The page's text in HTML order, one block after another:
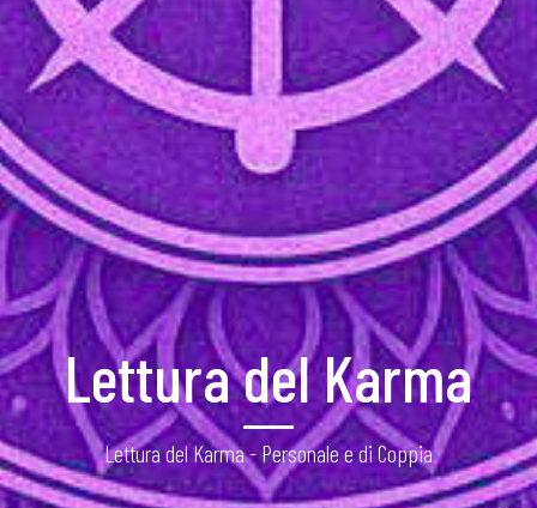
Lettura del Karma
Lettura del Karma - Personale e di Coppia